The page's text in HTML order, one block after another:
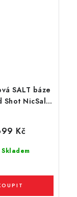
SALT báze
Shot NicSalt
Skladem
Kč